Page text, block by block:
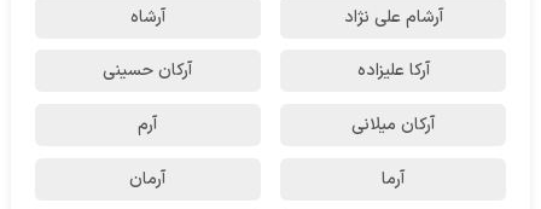
آرشام علی نژاد آرشاه
آرکا علیزاده آرکان حسینی
آرکان میلانی آرم
آرما آرمان